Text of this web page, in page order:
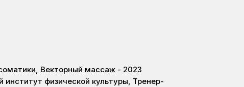
Векторный массаж - 2023
институт физической культуры, Тренер-